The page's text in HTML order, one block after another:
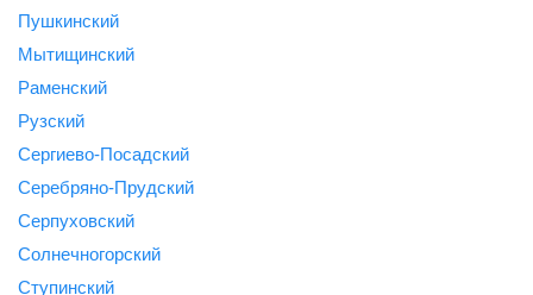
Пушкинский
Мытищинский
Раменский
Рузский
Сергиево-Посадский
Серебряно-Прудский
Серпуховский
Солнечногорский
Ступинский